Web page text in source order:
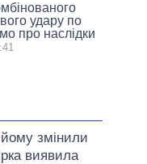
удару по
про наслідки
змінили
виявила